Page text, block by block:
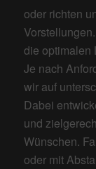
oder richten
die optimalen
Je nach
wir auf
Dabei
und
Wünschen.
oder mit